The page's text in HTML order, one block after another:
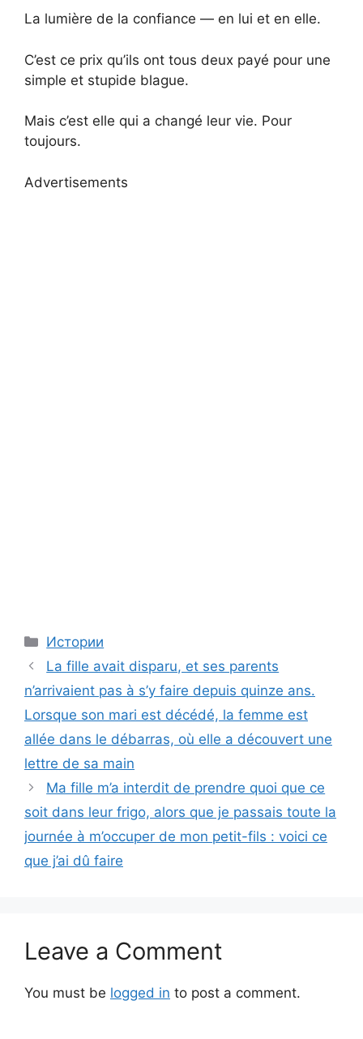
La lumière de la confiance — en lui et en elle.
C’est ce prix qu’ils ont tous deux payé pour une
simple et stupide blague.
Mais c’est elle qui a changé leur vie. Pour
toujours.
Advertisements
Categories
Истории
La fille avait disparu, et ses parents
n’arrivaient pas à s’y faire depuis quinze ans.
Lorsque son mari est décédé, la femme est
allée dans le débarras, où elle a découvert une
lettre de sa main
Ma fille m’a interdit de prendre quoi que ce
soit dans leur frigo, alors que je passais toute la
journée à m’occuper de mon petit-fils : voici ce
que j’ai dû faire
Leave a Comment
You must be logged in to post a comment.